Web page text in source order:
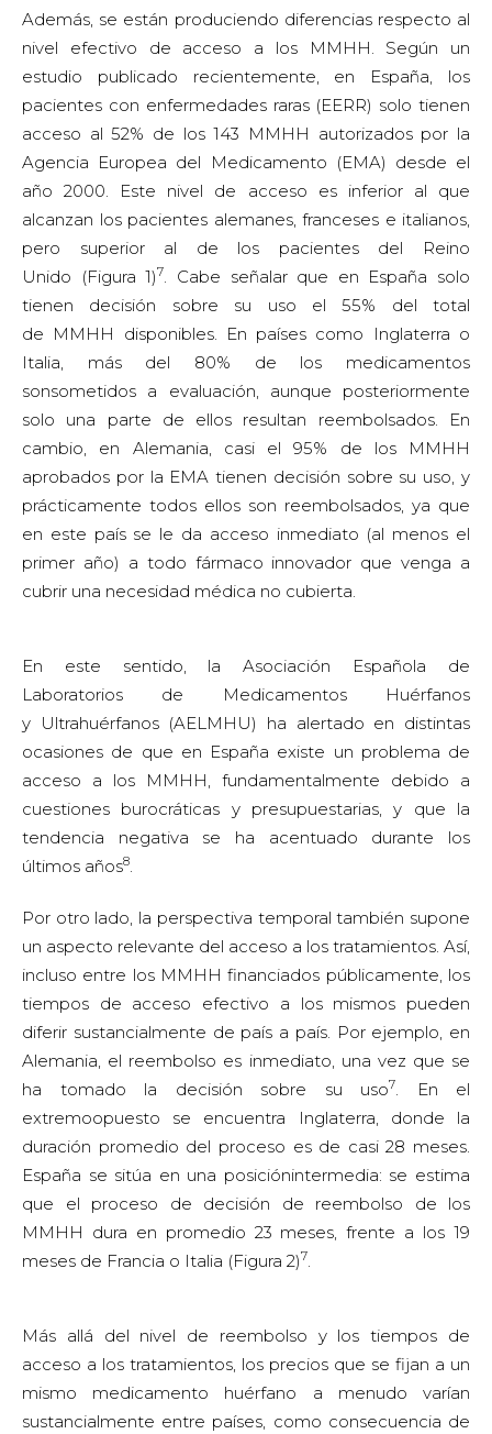
Además, se están produciendo diferencias respecto al
nivel efectivo de acceso a los MMHH. Según un
estudio publicado recientemente, en España, los
pacientes con enfermedades raras (EERR) solo tienen
acceso al 52% de los 143 MMHH autorizados por la
Agencia Europea del Medicamento (EMA) desde el
año 2000. Este nivel de acceso es inferior al que
alcanzan los pacientes alemanes, franceses e italianos,
pero superior al de los pacientes del Reino
Unido (Figura 1)7
. Cabe señalar que en España solo
tienen decisión sobre su uso el 55% del total
de MMHH disponibles. En países como Inglaterra o
Italia, más del 80% de los medicamentos
sonsometidos a evaluación, aunque posteriormente
solo una parte de ellos resultan reembolsados. En
cambio, en Alemania, casi el 95% de los MMHH
aprobados por la EMA tienen decisión sobre su uso, y
prácticamente todos ellos son reembolsados, ya que
en este país se le da acceso inmediato (al menos el
primer año) a todo fármaco innovador que venga a
cubrir una necesidad médica no cubierta.
En este sentido, la Asociación Española de
Laboratorios de Medicamentos Huérfanos
y Ultrahuérfanos (AELMHU) ha alertado en distintas
ocasiones de que en España existe un problema de
acceso a los MMHH, fundamentalmente debido a
cuestiones burocráticas y presupuestarias, y que la
tendencia negativa se ha acentuado durante los
últimos años8
Por otro lado, la perspectiva temporal también supone
un aspecto relevante del acceso a los tratamientos. Así,
incluso entre los MMHH financiados públicamente, los
tiempos de acceso efectivo a los mismos pueden
diferir sustancialmente de país a país. Por ejemplo, en
Alemania, el reembolso es inmediato, una vez que se
ha tomado la decisión sobre su uso7
. En el
extremoopuesto se encuentra Inglaterra, donde la
duración promedio del proceso es de casi 28 meses.
España se sitúa en una posiciónintermedia: se estima
que el proceso de decisión de reembolso de los
MMHH dura en promedio 23 meses, frente a los 19
meses de Francia o Italia (Figura 2)7
Más allá del nivel de reembolso y los tiempos de
acceso a los tratamientos, los precios que se fijan a un
mismo medicamento huérfano a menudo varían
sustancialmente entre países, como consecuencia de